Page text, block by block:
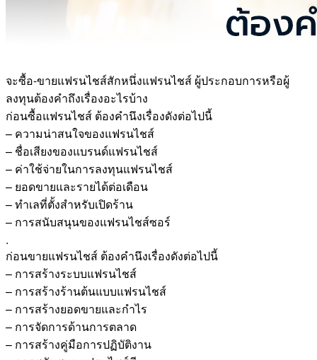
จะซื้อ-ขายแฟรนไชส์สักหนึ่งแฟรนไชส์ ผู้ประกอบการหรือผู้
ลงทุนต้องคำถึงเรื่องอะไรบ้าง
ก่อนซื้อแฟรนไชส์ ต้องคำนึงเรื่องดังต่อไปนี้
– ความน่าสนใจของแฟรนไชส์
– ชื่อเสียงของแบรนด์แฟรนไชส์
– ค่าใช้จ่ายในการลงทุนแฟรนไชส์
– ยอดขายและรายได้ต่อเดือน
– ทำเลที่ตั้งสำหรับเปิดร้าน
– การสนับสนุนของแฟรนไชส์ซอร์
.
ก่อนขายแฟรนไชส์ ต้องคำนึงเรื่องดังต่อไปนี้
– การสร้างระบบแฟรนไชส์
– การสร้างร้านต้นแบบแฟรนไชส์
– การสร้างยอดขายและกำไร
– การจัดการด้านการตลาด
– การสร้างคู่มือการปฏิบัติงาน